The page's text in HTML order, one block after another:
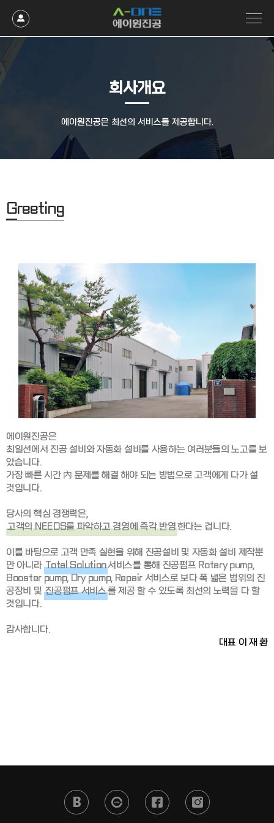
회사개요
에이원진공은 최선의 서비스를 제공합니다.
Greeting
에이원진공은
최일선에서 진공 설비와 자동화 설비를 사용하는 여러분들의 노고를 보
았습니다.
가장 빠른 시간 內 문제를 해결 해야 되는 방법으로 고객에게 다가 설
것입니다.
당사의 핵심 경쟁력은,
고객의 NEEDS를 파악하고 경영에 즉각 반영한다는 겁니다.
이를 바탕으로 고객 만족 실현을 위해 진공설비 및 자동화 설비 제작뿐
만 아니라Total Solution서비스를 통해 진공펌프 Rotary pump,
Booster pump, Dry pump, Repair 서비스로 보다 폭 넓은 범위의 진
공장비 및진공펌프 서비스를 제공 할 수 있도록 최선의 노력을 다 할
것입니다.
감사합니다.
대표 이 재 환